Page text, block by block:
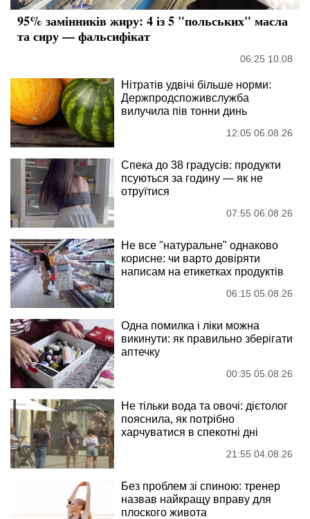
95% замінників жиру: 4 із 5 "польських" масла
та сиру — фальсифікат
06:25 10.08
Нітратів удвічі більше норми:
Держпродспоживслужба
вилучила пів тонни динь
12:05 06.08.26
Спека до 38 градусів: продукти
псуються за годину — як не
отруїтися
07:55 06.08.26
Не все "натуральне" однаково
корисне: чи варто довіряти
написам на етикетках продуктів
06:15 05.08.26
Одна помилка і ліки можна
викинути: як правильно зберігати
аптечку
00:35 05.08.26
Не тільки вода та овочі: дієтолог
пояснила, як потрібно
харчуватися в спекотні дні
21:55 04.08.26
Без проблем зі спиною: тренер
назвав найкращу вправу для
плоского живота